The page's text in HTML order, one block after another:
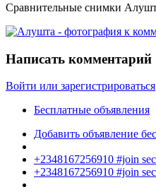
Сравнительные снимки
Написать комментарий
Войти или зарегистрироваться
Бесплатные объявления
Добавить объявление
+2348167256910 #join
+2348167256910 #join